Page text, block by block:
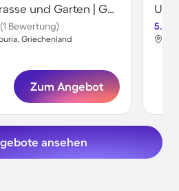
Unterkunft mit Terrasse und Garten | Gartenblick
(1 Bewertung)
Griechenland
Zum Angebot
5.0
ansehen